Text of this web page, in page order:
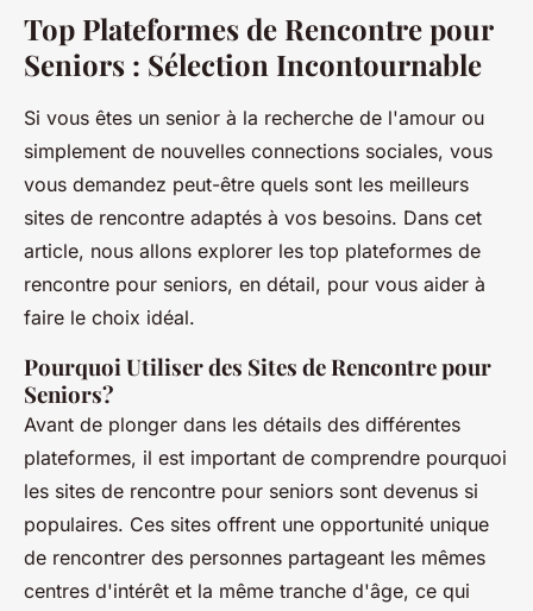
Top Plateformes de Rencontre pour
Seniors : Sélection Incontournable
Si vous êtes un senior à la recherche de l'amour ou
simplement de nouvelles connections sociales, vous
vous demandez peut-être quels sont les meilleurs
sites de rencontre adaptés à vos besoins. Dans cet
article, nous allons explorer les top plateformes de
rencontre pour seniors, en détail, pour vous aider à
faire le choix idéal.
Pourquoi Utiliser des Sites de Rencontre pour
Seniors?
Avant de plonger dans les détails des différentes
plateformes, il est important de comprendre pourquoi
les sites de rencontre pour seniors sont devenus si
populaires. Ces sites offrent une opportunité unique
de rencontrer des personnes partageant les mêmes
centres d'intérêt et la même tranche d'âge, ce qui